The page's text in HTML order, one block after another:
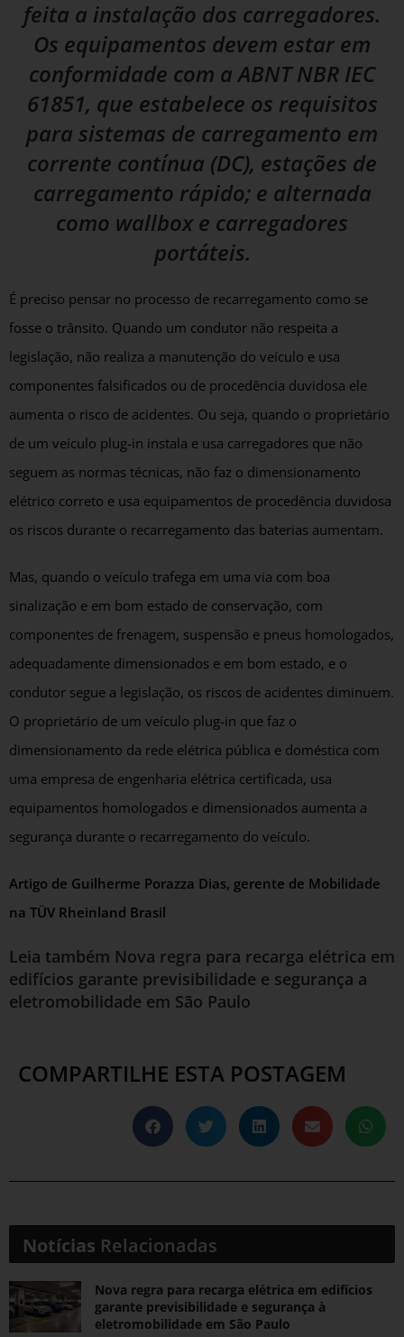
feita a instalação dos carregadores.
Os equipamentos devem estar em
conformidade com a ABNT NBR IEC
61851, que estabelece os requisitos
para sistemas de carregamento em
corrente contínua (DC), estações de
carregamento rápido; e alternada
como wallbox e carregadores
portáteis.
É preciso pensar no processo de recarregamento como se
fosse o trânsito. Quando um condutor não respeita a
legislação, não realiza a manutenção do veículo e usa
componentes falsificados ou de procedência duvidosa ele
aumenta o risco de acidentes. Ou seja, quando o proprietário
de um veículo plug-in instala e usa carregadores que não
seguem as normas técnicas, não faz o dimensionamento
elétrico correto e usa equipamentos de procedência duvidosa
os riscos durante o recarregamento das baterias aumentam.
Mas, quando o veículo trafega em uma via com boa
sinalização e em bom estado de conservação, com
componentes de frenagem, suspensão e pneus homologados,
adequadamente dimensionados e em bom estado, e o
condutor segue a legislação, os riscos de acidentes diminuem.
O proprietário de um veículo plug-in que faz o
dimensionamento da rede elétrica pública e doméstica com
uma empresa de engenharia elétrica certificada, usa
equipamentos homologados e dimensionados aumenta a
segurança durante o recarregamento do veículo.
Artigo de Guilherme Porazza Dias, gerente de Mobilidade
na TÜV Rheinland Brasil
Leia também Nova regra para recarga elétrica em
edifícios garante previsibilidade e segurança a
eletromobilidade em São Paulo
COMPARTILHE ESTA POSTAGEM
Notícias Relacionadas
Nova regra para recarga elétrica em edifícios
garante previsibilidade e segurança à
eletromobilidade em São Paulo